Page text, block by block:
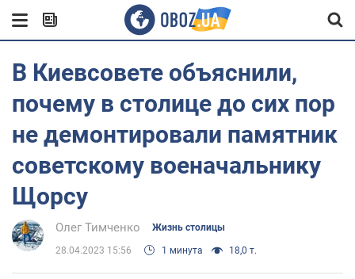
В Киевсовете объяснили,
почему в столице до сих пор
не демонтировали памятник
советскому военачальнику
Щорсу
Олег Тимченко Жизнь столицы
28.04.2023 15:56 1 минута 18,0 т.